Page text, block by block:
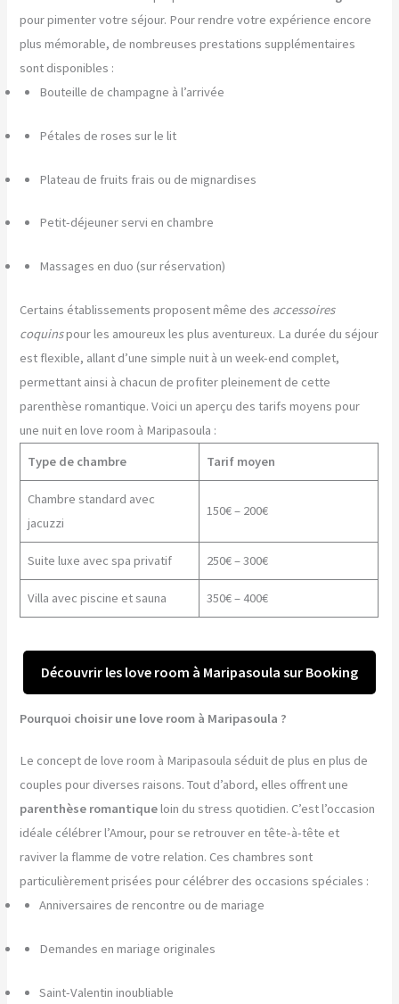
pour pimenter votre séjour. Pour rendre votre expérience encore
plus mémorable, de nombreuses prestations supplémentaires
sont disponibles :
Bouteille de champagne à l’arrivée
Pétales de roses sur le lit
Plateau de fruits frais ou de mignardises
Petit-déjeuner servi en chambre
Massages en duo (sur réservation)
Certains établissements proposent même des accessoires
coquinspour les amoureux les plus aventureux. La durée du séjour
est flexible, allant d’une simple nuit à un week-end complet,
permettant ainsi à chacun de profiter pleinement de cette
parenthèse romantique. Voici un aperçu des tarifs moyens pour
une nuit en love room à Maripasoula :
Type de chambre
Tarif moyen
Chambre standard avec
jacuzzi
150€ – 200€
Suite luxe avec spa privatif 250€ – 300€
Villa avec piscine et sauna 350€ – 400€
Découvrir les love room à Maripasoula sur Booking
Pourquoi choisir une love room à Maripasoula ?
Le concept de love room à Maripasoula séduit de plus en plus de
couples pour diverses raisons. Tout d’abord, elles offrent une
parenthèse romantiqueloin du stress quotidien. C’est l’occasion
idéale célébrer l’Amour, pour se retrouver en tête-à-tête et
raviver la flamme de votre relation. Ces chambres sont
particulièrement prisées pour célébrer des occasions spéciales :
Anniversaires de rencontre ou de mariage
Demandes en mariage originales
Saint-Valentin inoubliable